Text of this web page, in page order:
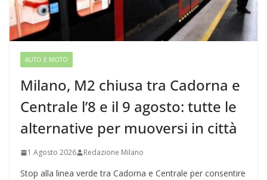
AUTO E MOTO
Milano, M2 chiusa tra Cadorna e
Centrale l’8 e il 9 agosto: tutte le
alternative per muoversi in città
1 Agosto 2026 Redazione Milano
Stop alla linea verde tra Cadorna e Centrale per consentire